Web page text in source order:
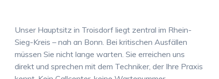
Unser Hauptsitz in Troisdorf liegt zentral im Rhein-
Sieg-Kreis – nah an Bonn. Bei kritischen Ausfällen
müssen Sie nicht lange warten. Sie erreichen uns
direkt und sprechen mit dem Techniker, der Ihre Praxis